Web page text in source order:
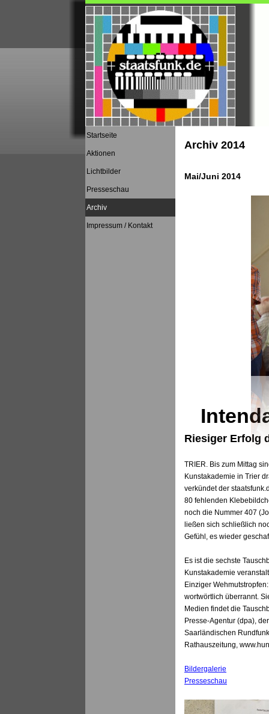
Startseite
Aktionen
Lichtbilder
Presseschau
Archiv
Impressum / Kontakt
Archiv 2014
Mai/Juni 2014
Riesiger Erfolg
TRIER. Bis zum Mittag
Kunstakademie in Trier
verkündet der
80 fehlenden
noch die Nummer 407
ließen sich schließlich
Gefühl, es wieder
Es ist die sechste
Kunstakademie
Einziger
wortwörtlich überrannt.
Medien findet die
Presse-Agentur (dpa),
Saarländischen
Rathauszeitung,
Bildergalerie
Presseschau